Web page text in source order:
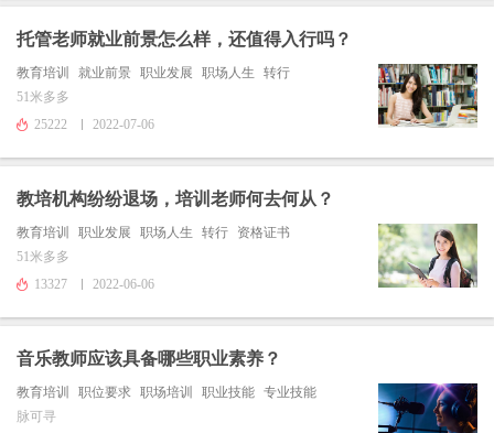
托管老师就业前景怎么样，还值得入行吗？
教育培训 就业前景 职业发展 职场人生
转行
51米多多
25222
2022-07-06
教培机构纷纷退场，培训老师何去何从？
教育培训 职业发展 职场人生 转行
资格证书
51米多多
13327
2022-06-06
音乐教师应该具备哪些职业素养？
教育培训 职位要求 职场培训 职业技能 专业技能
脉可寻